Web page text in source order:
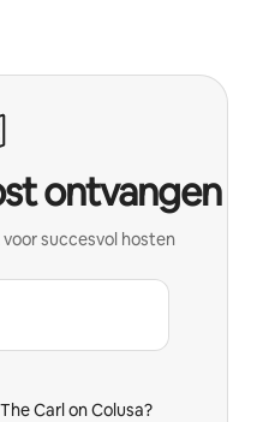
ontvangen
succesvol hosten
Carl on Colusa?